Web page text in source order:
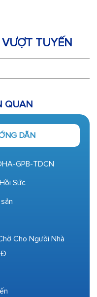
TUYẾN
QUAN
DẪN
GPB-TDCN
Sức
Cho Người Nhà